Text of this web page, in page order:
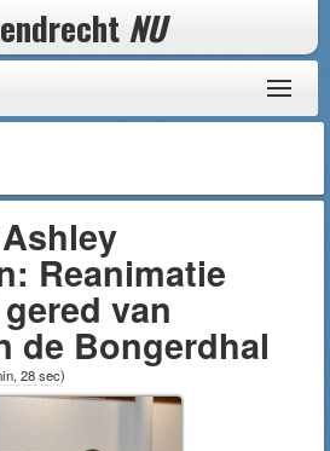
NU
Reanimatie
van
de Bongerdhal
28 sec)